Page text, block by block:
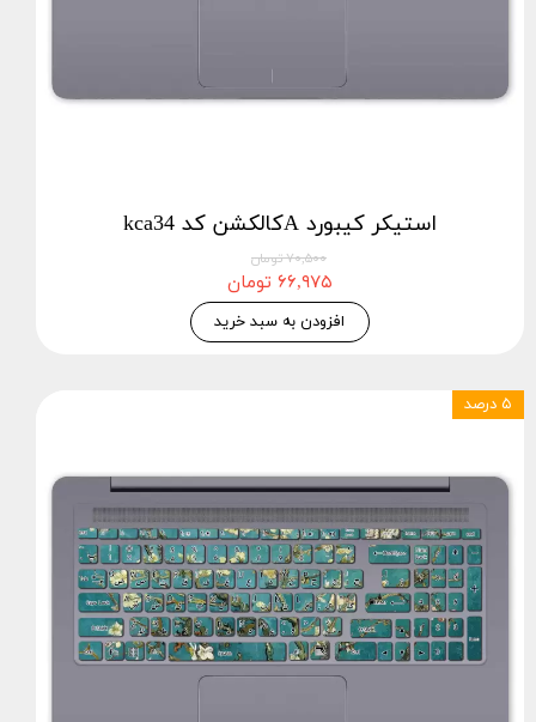
استيكر كيبورد Aکالکشن کد kca34
۷۰,۵۰۰ تومان
۶۶,۹۷۵ تومان
افزودن به سبد خرید
۵ درصد